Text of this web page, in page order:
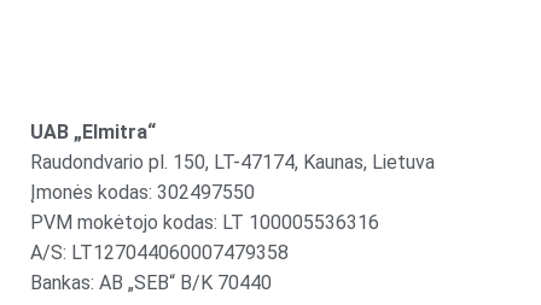
UAB „Elmitra“
Raudondvario pl. 150, LT-47174, Kaunas, Lietuva
Įmonės kodas: 302497550
PVM mokėtojo kodas: LT 100005536316
A/S: LT127044060007479358
Bankas: AB „SEB“ B/K 70440